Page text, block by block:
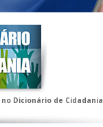
Dicionário de Cidadania